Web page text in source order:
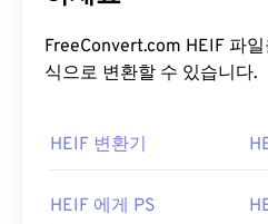
FreeConvert.com HEIF 파일을 다음과 같은 다른 형
식으로 변환할 수 있습니다.
HEIF 변환기
HEIF 에게 PS